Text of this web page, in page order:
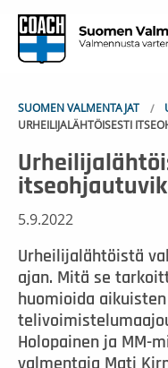
SUOMEN VALMENTAJAT
URHEILIJALÄHTÖISESTI
5.9.2022
Urheilijalähtöistä
ajan. Mitä se
huomioida
Holopainen ja MM-
valmentaja Mati